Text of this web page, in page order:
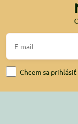
Chcem sa